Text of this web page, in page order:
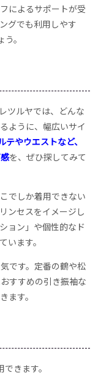
によるサポートが受
グでも利用しやす
。
ツルヤでは、どんな
ように、幅広いサイ
テやウエストなど、
を、ぜひ探してみて
でしか着用できない
ンセスをイメージし
ョン」や個性的なド
います。
です。定番の鶴や松
すすめの引き振袖な
ます。
できます。